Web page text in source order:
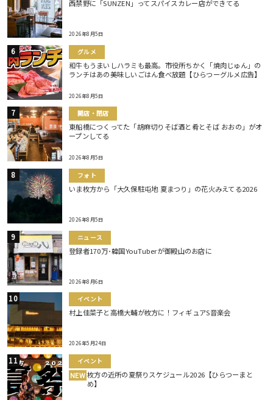
西禁野に「SUNZEN」ってスパイスカレー店ができてる
2026年8月5日
グルメ
和牛もうまいしハラミも最高。市役所ちかく「焼肉じゅん」の
ランチはあの美味しいごはん食べ放題【ひらつーグルメ広告】
2026年8月5日
開店・閉店
東船橋につくってた「胡麻切りそば酒と肴とそば おおの」がオ
ープンしてる
2026年8月5日
フォト
いま枚方から「大久保駐屯地 夏まつり」の花火みえてる2026
2026年8月5日
ニュース
登録者170万･韓国YouTuberが御殿山のお店に
2026年8月6日
イベント
村上佳菜子と高橋大輔が枚方に！フィギュアS音楽会
2026年5月24日
イベント
NEW 枚方の近所の夏祭りスケジュール2026【ひらつーまと
め】